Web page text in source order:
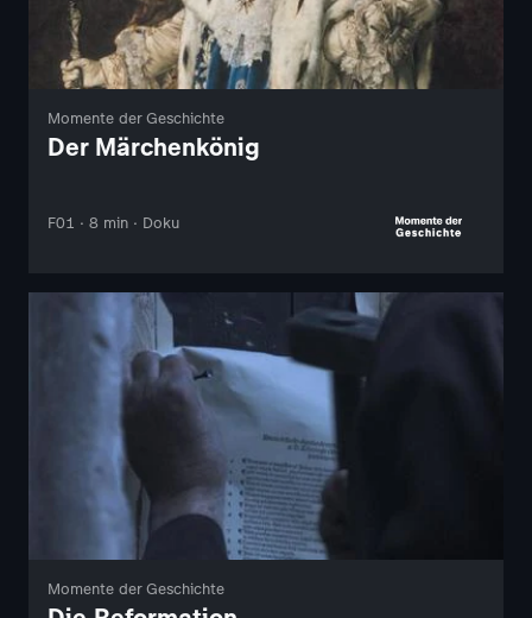
Momente der Geschichte
Der Märchenkönig
F01 · 8 min · Doku
Momente der Geschichte